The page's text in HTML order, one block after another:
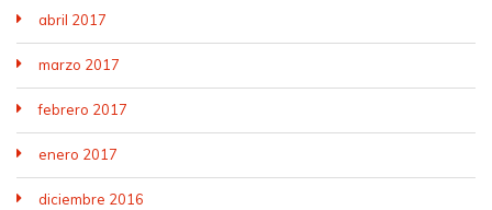
abril 2017
marzo 2017
febrero 2017
enero 2017
diciembre 2016